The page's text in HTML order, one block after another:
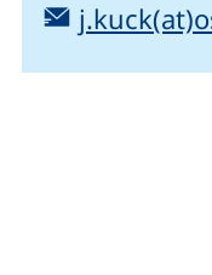
E-Mail: